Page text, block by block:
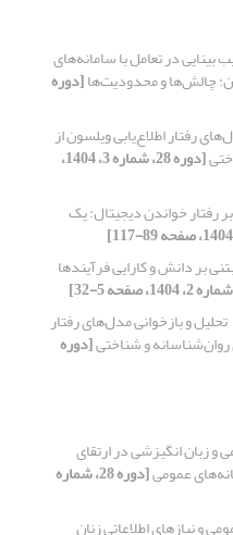
بینایی در تعامل با سامانه‌های
چالش‌ها و محدودیت‌ها[دوره
رفتار اطلاع‌یابی ویلسون از
[دوره 28، شماره 3، 1404،
رفتار خواندن دیجیتال: یک
بر دانش و کارایی فرآیندها
تحلیل و بازخوانی مدل‌های رفتار
روان‌شناسانه و شناختی[دوره
زبان انگیزشی در ارتقای
عمومی [دوره 28، شماره
و نیازهای اطلاعاتی زنان